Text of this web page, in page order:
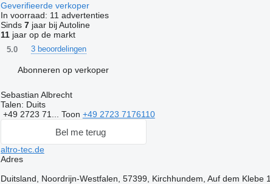
Geverifieerde verkoper
In voorraad: 11 advertenties
Sinds 7jaar bij Autoline
11jaar op de markt
5.0 3 beoordelingen
Abonneren op verkoper
Sebastian Albrecht
Talen: Duits
+49 2723 71... Toon +49 2723 7176110
Bel me terug
altro-tec.de
Adres
Duitsland, Noordrijn-Westfalen, 57399, Kirchhundem, Auf dem Klebe 1